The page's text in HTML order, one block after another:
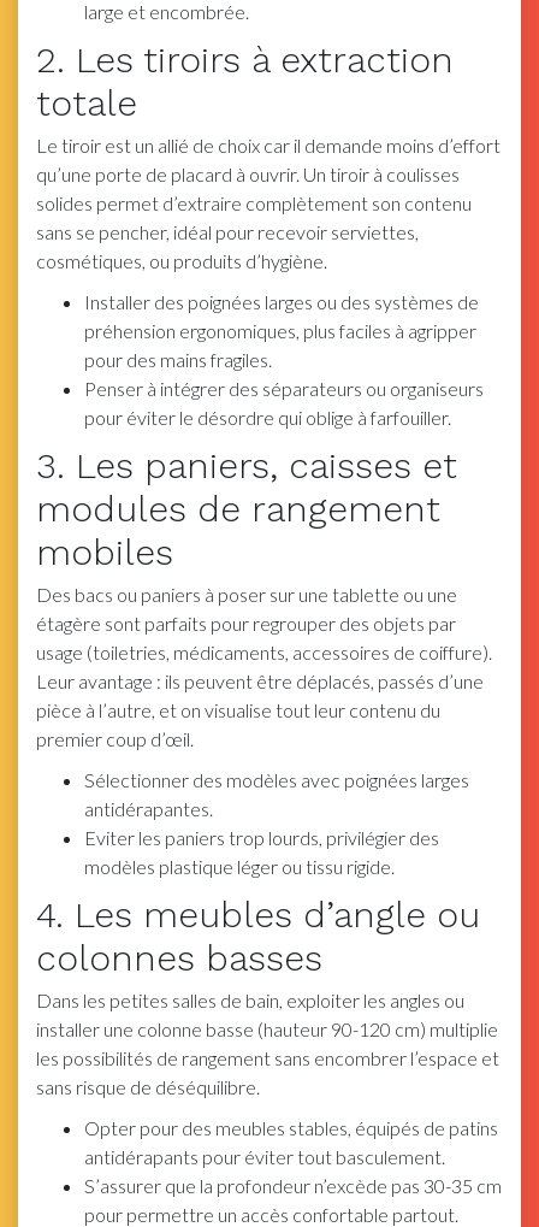
large et encombrée.
2. Les tiroirs à extraction
totale
Le tiroir est un allié de choix car il demande moins d’effort
qu’une porte de placard à ouvrir. Un tiroir à coulisses
solides permet d’extraire complètement son contenu
sans se pencher, idéal pour recevoir serviettes,
cosmétiques, ou produits d’hygiène.
Installer des poignées larges ou des systèmes de
préhension ergonomiques, plus faciles à agripper
pour des mains fragiles.
Penser à intégrer des séparateurs ou organiseurs
pour éviter le désordre qui oblige à farfouiller.
3. Les paniers, caisses et
modules de rangement
mobiles
Des bacs ou paniers à poser sur une tablette ou une
étagère sont parfaits pour regrouper des objets par
usage (toiletries, médicaments, accessoires de coiffure).
Leur avantage : ils peuvent être déplacés, passés d’une
pièce à l’autre, et on visualise tout leur contenu du
premier coup d’œil.
Sélectionner des modèles avec poignées larges
antidérapantes.
Eviter les paniers trop lourds, privilégier des
modèles plastique léger ou tissu rigide.
4. Les meubles d’angle ou
colonnes basses
Dans les petites salles de bain, exploiter les angles ou
installer une colonne basse (hauteur 90-120 cm) multiplie
les possibilités de rangement sans encombrer l’espace et
sans risque de déséquilibre.
Opter pour des meubles stables, équipés de patins
antidérapants pour éviter tout basculement.
S’assurer que la profondeur n’excède pas 30-35 cm
pour permettre un accès confortable partout.